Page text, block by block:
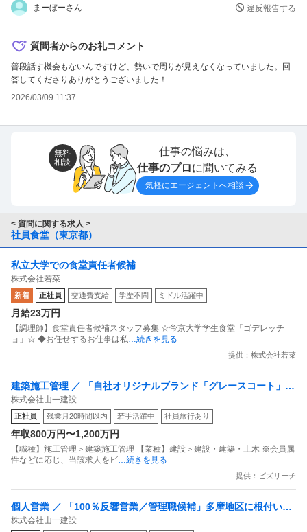
まーぼーさん 違反報告する
質問者からのお礼コメント
普段話す機会もないんですけど、勢いで周りが見えなくなっていました。回
答してくださりありがとうございました！
2026/03/09 11:37
無料
相談
仕事の悩みは、
仕事のプロに聞いてみる
気軽にエージェントへ相談
< 質問に関する求人 >
社員食堂（東京都）
私立大学での食堂責任者候補
株式会社若菜
新着 正社員 交通費支給 学歴不問 ミドル活躍中
月給23万円
【調理師】食堂責任者候補スタッフ募集 ☆帝京大学学生食堂「ゴデレッチ
ョ」☆ ◆お任せするお仕事は私…続きを見る
提供：株式会社若菜
建築施工管理 ／ 「自社オリジナルブランド「グレースコート」の
施工管理」分譲住宅の現場管理をお任せします／完全週休2日／社
宅あり／社内併設ジム利用可など福利厚生充実／積極的なSDGsへ
の取組み
株式会社山一建設
正社員 残業月20時間以内 若手活躍中 社員旅行あり
年収800万円〜1,200万円
【職種】施工管理＞建築施工管理 【業種】建設＞建設・建築・土木 ※会員属
性などに応じ、当該求人をビ…続きを見る
提供：ビズリーチ
個人営業 ／ 「100％反響営業／管理職候補」多摩地区に根付いた
不動産会社／自社ブランド注文住宅の提案／インセンティブ翌月
株式会社山一建設